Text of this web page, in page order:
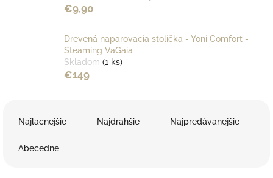
€9,90
Drevená naparovacia stolička - Yoni Comfort -
Steaming VaGaia
Skladom (1 ks)
€149
Najlacnejšie Najdrahšie Najpredávanejšie
Abecedne